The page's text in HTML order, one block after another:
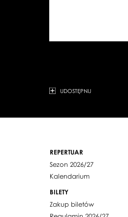
UDOSTĘPNIJ
REPERTUAR
Sezon 2026/27
Kalendarium
BILETY
Zakup biletów